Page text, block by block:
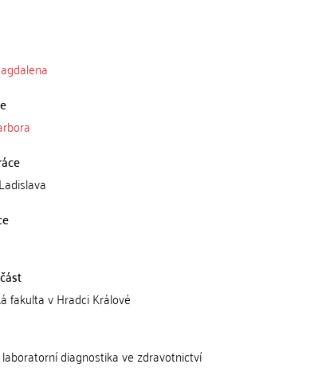
fakulta v Hradci Králové
diagnostika ve zdravotnictví